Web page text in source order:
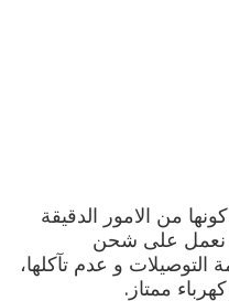
من الامور الدقيقة
نعمل على شحن
التوصيلات و عدم تآكلها،
ممتاز.